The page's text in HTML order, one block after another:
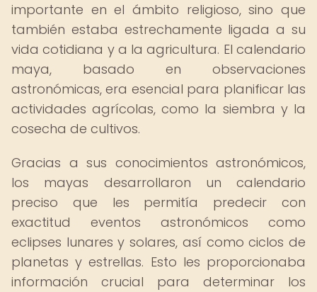
importante en el ámbito religioso, sino que
también estaba estrechamente ligada a su
vida cotidiana y a la agricultura. El calendario
maya, basado en observaciones
astronómicas, era esencial para planificar las
actividades agrícolas, como la siembra y la
cosecha de cultivos.
Gracias a sus conocimientos astronómicos,
los mayas desarrollaron un calendario
preciso que les permitía predecir con
exactitud eventos astronómicos como
eclipses lunares y solares, así como ciclos de
planetas y estrellas. Esto les proporcionaba
información crucial para determinar los